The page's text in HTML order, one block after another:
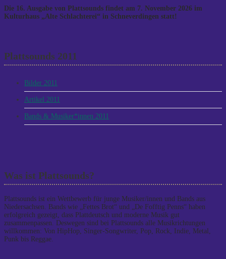
Die 16. Ausgabe von Plattsounds findet am 7. November 2026 im
Kulturhaus „Alte Schlachterei“ in Schneverdingen statt!
Plattsounds 2011
Bilder 2011
Artikel 2011
Bands & Musiker*innen 2011
Was ist Plattsounds?
Plattsounds ist ein Wettbewerb für junge Musiker/innen und Bands aus
Niedersachsen. Bands wie „Fettes Brot“ und „De Fofftig Penns“ haben
erfolgreich gezeigt, dass Plattdeutsch und moderne Musik gut
zusammenpassen. Deswegen sind bei Plattsounds alle Musikrichtungen
willkommen: Von HipHop, Singer-Songwriter, Pop, Rock, Indie, Metal,
Punk bis Reggae.